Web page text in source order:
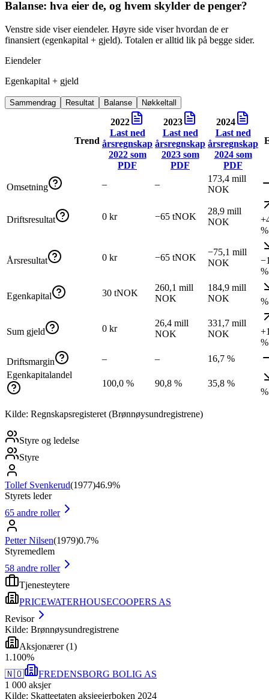
Balanse: hva eier de, og hvem skylder de penger?
Venstre side viser eiendeler. Høyre side viser hvordan de er
finansiert (egenkapital + gjeld). Totalen er alltid lik på begge sider.
Eiendeler
Egenkapital + gjeld
Sammendrag Resultat Balanse Nøkkeltall
Trend
2022
Last ned
årsregnskap
2022som
PDF
2023
Last ned
årsregnskap
2023som
PDF
2024
Last ned
årsregnskap
2024som
PDF
Omsetning – –
173,4 mill
NOK
Driftsresultat 0 kr −65 tNOK
28,9 mill
NOK
%
Årsresultat 0 kr −65 tNOK
−75,1 mill
NOK
%
Egenkapital 30 tNOK
260,1 mill
NOK
184,9 mill
NOK
%
Sum gjeld 0 kr
26,4 mill
NOK
331,7 mill
NOK
%
Driftsmargin
– –
16,7 %
Egenkapitalandel
100,0 %
90,8 %
35,8 %
%
Kilde: Regnskapsregisteret (Brønnøysundregistrene)
Styre og ledelse
Styre
Tollef Svenkerud(1977)46.9%
Styrets leder
65 andre roller
Petter Nilsen(1979)0.7%
Styremedlem
58 andre roller
Tjenesteytere
PRICEWATERHOUSECOOPERS AS
Revisor
Kilde: Brønnøysundregistrene
Aksjonærer(1)
1 .100%
🇳🇴
FREDENSBORG BOLIG AS
1 000 aksjer
Kilde: Skatteetaten aksjeeierboken 2024